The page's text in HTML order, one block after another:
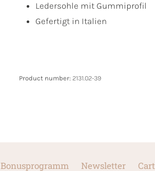
Ledersohle mit Gummiprofil
Gefertigt in Italien
Product number: 2131.02-39
Bonusprogramm Newsletter Cart